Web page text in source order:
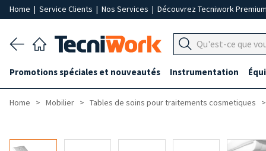
Home | Service Clients | Nos Services | Découvrez Tecniwork Premium
Promotions spéciales et nouveautés Instrumentation
Home Mobilier Tables de soins pour traitements cosmetiques